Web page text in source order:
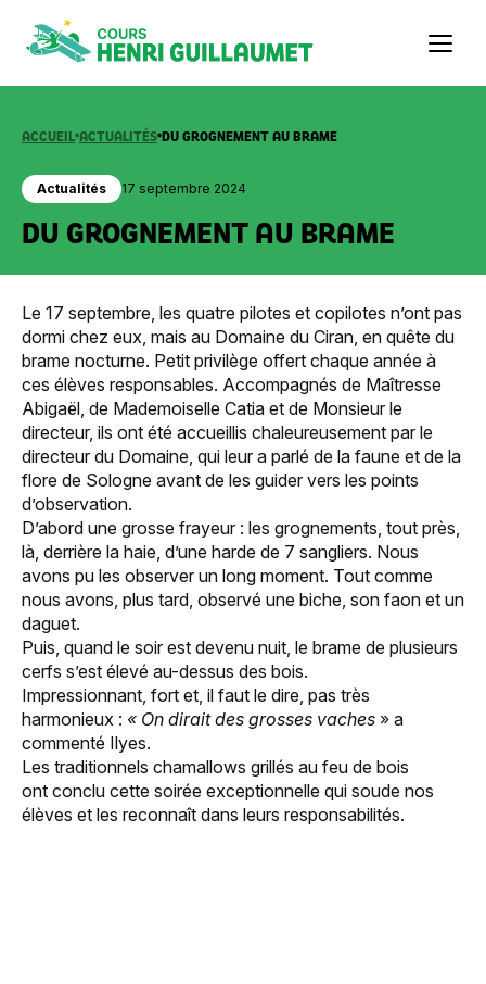
contenu
ACCUEIL ACTUALITÉS DU GROGNEMENT AU BRAME
Actualités 17 septembre 2024
DU GROGNEMENT AU BRAME
Le 17 septembre, les quatre pilotes et copilotes n’ont pas
dormi chez eux, mais au Domaine du Ciran, en quête du
brame nocturne. Petit privilège offert chaque année à
ces élèves responsables. Accompagnés de Maîtresse
Abigaël, de Mademoiselle Catia et de Monsieur le
directeur, ils ont été accueillis chaleureusement par le
directeur du Domaine, qui leur a parlé de la faune et de la
flore de Sologne avant de les guider vers les points
d’observation.
D’abord une grosse frayeur : les grognements, tout près,
là, derrière la haie, d’une harde de 7 sangliers. Nous
avons pu les observer un long moment. Tout comme
nous avons, plus tard, observé une biche, son faon et un
daguet.
Puis, quand le soir est devenu nuit, le brame de plusieurs
cerfs s’est élevé au-dessus des bois.
Impressionnant, fort et, il faut le dire, pas très
harmonieux : « On dirait des grosses vaches » a
commenté Ilyes.
Les traditionnels chamallows grillés au feu de bois
ont conclu cette soirée exceptionnelle qui soude nos
élèves et les reconnaît dans leurs responsabilités.